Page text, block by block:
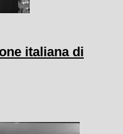
italiana di